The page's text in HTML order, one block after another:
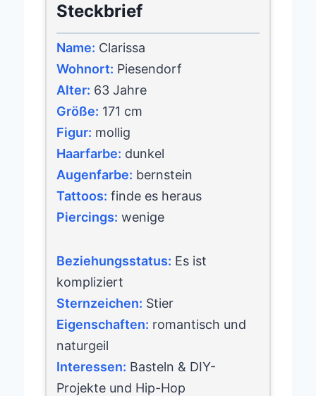
Steckbrief
Name: Clarissa
Wohnort: Piesendorf
Alter: 63 Jahre
Größe: 171 cm
Figur: mollig
Haarfarbe: dunkel
Augenfarbe: bernstein
Tattoos: finde es heraus
Piercings: wenige
Beziehungsstatus: Es ist
kompliziert
Sternzeichen: Stier
Eigenschaften: romantisch und
naturgeil
Interessen: Basteln & DIY-
Projekte und Hip-Hop